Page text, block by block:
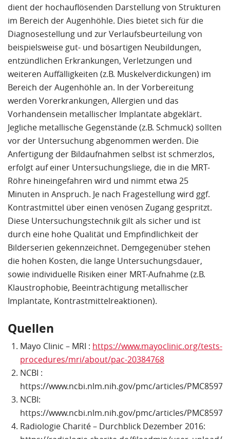
dient der hochauflösenden Darstellung von Strukturen
im Bereich der Augenhöhle. Dies bietet sich für die
Diagnosestellung und zur Verlaufsbeurteilung von
beispielsweise gut- und bösartigen Neubildungen,
entzündlichen Erkrankungen, Verletzungen und
weiteren Auffälligkeiten (z.B. Muskelverdickungen) im
Bereich der Augenhöhle an. In der Vorbereitung
werden Vorerkrankungen, Allergien und das
Vorhandensein metallischer Implantate abgeklärt.
Jegliche metallische Gegenstände (z.B. Schmuck) sollten
vor der Untersuchung abgenommen werden. Die
Anfertigung der Bildaufnahmen selbst ist schmerzlos,
erfolgt auf einer Untersuchungsliege, die in die MRT-
Röhre hineingefahren wird und nimmt etwa 25
Minuten in Anspruch. Je nach Fragestellung wird ggf.
Kontrastmittel über einen venösen Zugang gespritzt.
Diese Untersuchungstechnik gilt als sicher und ist
durch eine hohe Qualität und Empfindlichkeit der
Bilderserien gekennzeichnet. Demgegenüber stehen
die hohen Kosten, die lange Untersuchungsdauer,
sowie individuelle Risiken einer MRT-Aufnahme (z.B.
Klaustrophobie, Beeinträchtigung metallischer
Implantate, Kontrastmittelreaktionen).
Quellen
Mayo Clinic – MRI : https://www.mayoclinic.org/tests-
procedures/mri/about/pac-20384768
NCBI :
https://www.ncbi.nlm.nih.gov/pmc/articles/
NCBI:
https://www.ncbi.nlm.nih.gov/pmc/articles/
Radiologie Charité – Durchblick Dezember 2016: